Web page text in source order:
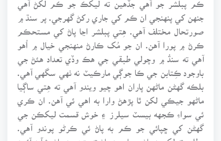
جنهن کي پنهنجي ان ڪم کي جاري رکڻ گهرجي. پر سنڌ ۾
صورتحال مختلف آهي. هِتي پبلشر اڃا پاڻ کي مستحڪم
ڪرڻ ۾ پورا آهن. ان جو مُک ڪارڻ منهنجي خيال ۾ اُهو
آهي ته سنڌُ ۾ وچولي طبقي جي هڪ وڏي تعداد هئڻ جي
باوجود ڪِتابن جي ڪا جوڳي مارڪيٽ نه ٺهي سگهي آهي.
بلڪه گهڻن ماڻهن پاران اهو چيو ويندو آهي ته هِتي ساڳيا
ماڻهو جيڪي لکن ٿا پڙهڻ وارا به اهي ئي آهن. ان ڪري
ئي سواءِ ڪجهه بيسٽ سيلرز ۽ خوش قسمت ليکڪن جي
گهڻن کي ڇپائي جو ڪم به پاڻ ئي ڪرڻو پوندو آهي.
مطلب ته لکو به پاڻ، ڇپايو به پاڻ ته پڙهو به پاڻ. شآيد آئون